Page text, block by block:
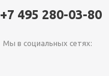
+7 495 280-03-80
Мы в социальных сетях: